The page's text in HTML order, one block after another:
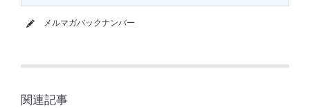
メルマガバックナンバー
関連記事